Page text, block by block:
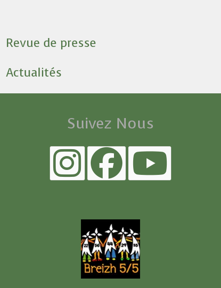
Revue de presse
Actualités
Suivez Nous